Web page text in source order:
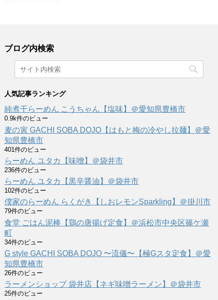
ブログ内検索
人気記事ランキング
純煮干らーめん こうちゃん【塩味】＠愛知県豊橋市
0.9k件のビュー
麦の寅 GACHI SOBA DOJO【はもと梅の冷やし拉麺】＠愛
知県豊橋市
401件のビュー
らーめん ユタカ【味噌】＠袋井市
236件のビュー
らーめん ユタカ【黒辛醤油】＠袋井市
102件のビュー
僕家のらーめん らくがき【しおレモンSparkling】＠掛川市
79件のビュー
食堂 ごはん泥棒【鶏の唐揚げ定食】＠浜松市中央区篠ケ瀬
町
34件のビュー
G style GACHI SOBA DOJO 〜流儀〜【極Gスタ定食】＠愛
知県豊橋市
26件のビュー
ラーメンショップ 袋井店【ネギ味噌ラーメン】＠袋井市
25件のビュー